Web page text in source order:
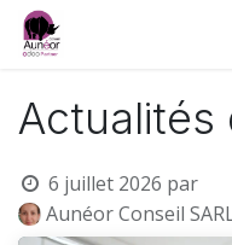
Actualités
6 juillet 2026 par
Aunéor Conseil